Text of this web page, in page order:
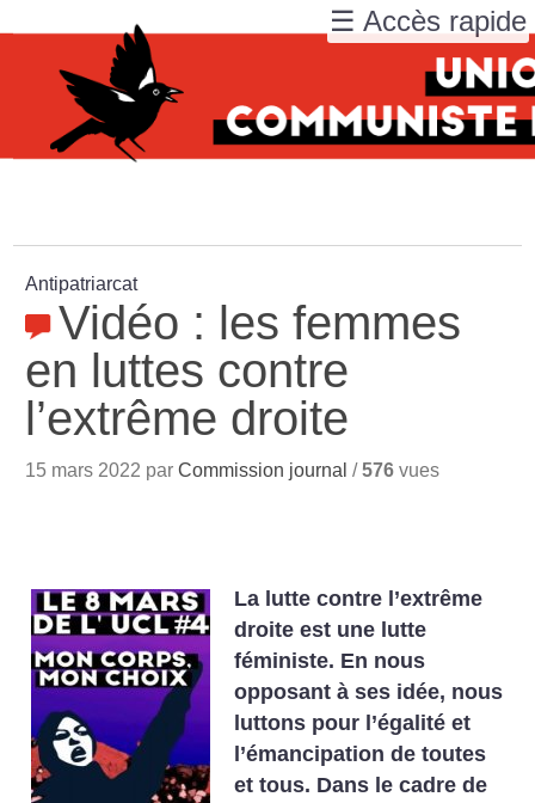
Antipatriarcat
Vidéo : les femmes
en luttes contre
l’extrême droite
15 mars 2022 parCommission journal /576 vues
La lutte contre l’extrême
droite est une lutte
féministe. En nous
opposant à ses idée, nous
luttons pour l’égalité et
l’émancipation de toutes
et tous. Dans le cadre de
☰ Accès rapide